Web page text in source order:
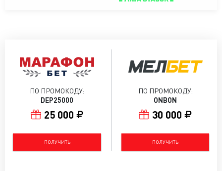
ПО ПРОМОКОДУ:
DEP25000
25 000
ПОЛУЧИТЬ
ПО ПРОМОКОДУ:
ONBON
30 000
ПОЛУЧИТЬ